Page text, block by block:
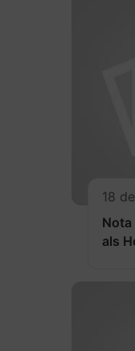
18
Nota
als